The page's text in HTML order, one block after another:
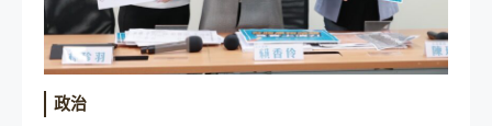
政治